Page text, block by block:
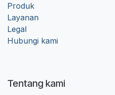
Produk
Layanan
Legal
Hubungi kami
Tentang kami